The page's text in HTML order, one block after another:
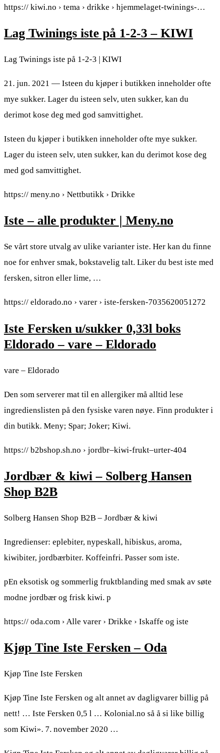
https:// kiwi.no › tema › drikke › hjemmelaget-twinings-…
Lag Twinings iste på 1-2-3 – KIWI
Lag Twinings iste på 1-2-3 | KIWI
21. jun. 2021 — Isteen du kjøper i butikken inneholder ofte
mye sukker. Lager du isteen selv, uten sukker, kan du
derimot kose deg med god samvittighet.
Isteen du kjøper i butikken inneholder ofte mye sukker.
Lager du isteen selv, uten sukker, kan du derimot kose deg
med god samvittighet.
https:// meny.no › Nettbutikk › Drikke
Iste – alle produkter | Meny.no
Se vårt store utvalg av ulike varianter iste. Her kan du finne
noe for enhver smak, bokstavelig talt. Liker du best iste med
fersken, sitron eller lime, …
https:// eldorado.no › varer › iste-fersken-7035620051272
Iste Fersken u/sukker 0,33l boks
Eldorado – vare – Eldorado
vare – Eldorado
Den som serverer mat til en allergiker må alltid lese
ingredienslisten på den fysiske varen nøye. Finn produkter i
din butikk. Meny; Spar; Joker; Kiwi.
https:// b2bshop.sh.no › jordbr–kiwi-frukt–urter-404
Jordbær & kiwi – Solberg Hansen
Shop B2B
Solberg Hansen Shop B2B – Jordbær & kiwi
Ingredienser: eplebiter, nypeskall, hibiskus, aroma,
kiwibiter, jordbærbiter. Koffeinfri. Passer som iste.
pEn eksotisk og sommerlig fruktblanding med smak av søte
modne jordbær og frisk kiwi. p
https:// oda.com › Alle varer › Drikke › Iskaffe og iste
Kjøp Tine Iste Fersken – Oda
Kjøp Tine Iste Fersken
Kjøp Tine Iste Fersken og alt annet av dagligvarer billig på
nett! … Iste Fersken 0,5 l … Kolonial.no så å si like billig
som Kiwi». 7. november 2020 …